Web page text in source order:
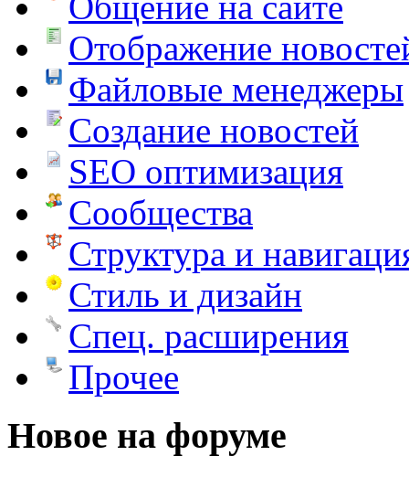
Отображение
Файловые менеджеры
Создание новостей
SEO оптимизация
Сообщества
Структура и
Стиль и дизайн
Спец. расширения
Прочее
Новое на форуме